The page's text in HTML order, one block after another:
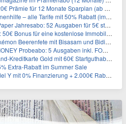
für 12 Monate Sparplan (ab 100€/Monat)
– alle Tarife mit 50% Rabatt (im ersten Jahr)
52 Ausgaben für 5€ statt 207,48€ – per Formular kündbar!
Bonus für eine kostenlose Immobilienbewertung
Beerenfete mit Bisasam und Bidiza für 14,99€
Probeabo: 5 Ausgaben inkl. FOCUS+ Zugang für 5€
Gold mit 60€ Startguthaben (45€ Gewinn)
Extra-Rabatt im Summer Sale
mit 0% Finanzierung + 2.000€ Rabatt für 38.970€